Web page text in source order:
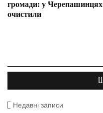
громади: у Черепашинцях
очистили
Недавні записи